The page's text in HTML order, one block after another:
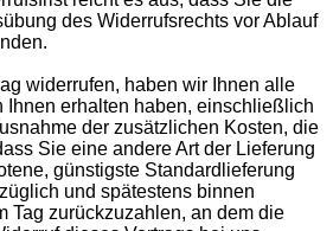
des Widerrufsrechts vor Ablauf
widerrufen, haben wir Ihnen alle
Ihnen erhalten haben, einschließlich
der zusätzlichen Kosten, die
Sie eine andere Art der Lieferung
günstigste Standardlieferung
und spätestens binnen
Tag zurückzuzahlen, an dem die